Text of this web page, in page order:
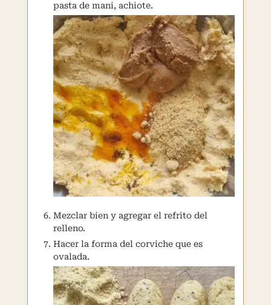
pasta de mani, achiote.
Mezclar bien y agregar el refrito del
relleno.
Hacer la forma del corviche que es
ovalada.